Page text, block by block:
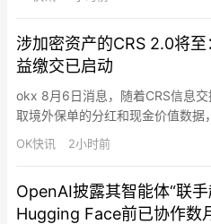
再投资为相同标的证券的额外单位
AAPLB或IBMB余额…
涉加密资产的CRS 2.0将
益缴交已启动
okx 8月6日消息，随着CRS信息
取境外保单的分红和现金价值数
境外收入征税的保险收益缴交已启
系的“天眼”也正在按时间表升级，
义，顺应数字资产逐渐与主流金融
OK快讯 2小时前
OpenAI披露其智能体“联
Hugging Face前已协作数